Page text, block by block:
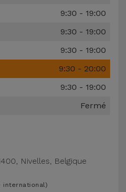
9:30 - 19:00
9:30 - 19:00
9:30 - 19:00
9:30 - 20:00
9:30 - 19:00
Fermé
, Nivelles, Belgique
international)